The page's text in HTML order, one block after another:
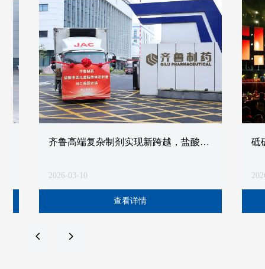
齐鲁高端复杂制剂实现新跨越，盐酸多
砥砺廿载启新
넳 넲